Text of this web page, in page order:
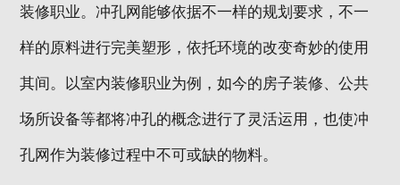
装修职业。冲孔网能够依据不一样的规划要求，不一
样的原料进行完美塑形，依托环境的改变奇妙的使用
其间。以室内装修职业为例，如今的房子装修、公共
场所设备等都将冲孔的概念进行了灵活运用，也使冲
孔网作为装修过程中不可或缺的物料。